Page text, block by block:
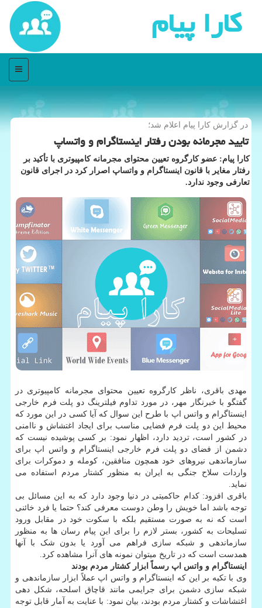
كارا پیام
منو
در گزارش كارا پیام اعلام شد؛
تایید مجرمانه بودن رفتار اینستاگرام و واتساپ
کارا پیام: عضو کارگروه تعیین محتوای مجرمانه کامپیوتری با تأکید بر
رفتار مغایر با قانون اینستاگرام و واتساپ اصرار کرد در اجرای قانون
تعارفی وجود ندارد.
مهدی باقری، ناظر کارگروه تعیین محتوای مجرمانه کامپیوتری در
گفتگو با خبرنگار مهر، در مورد تداوم فیلترینگ دو پلت فرم خارجی
اینستاگرام و واتس اپ با طرح این سوال که آیا کسی در این مورد که
محیط این دو پلت فرم فضایی مناسب برای ایجاد اغتشاش و ناامنی
در کشور است، تردید دارد، اظهار نمود: بر کسی پوشیده نیست که
دشمن از فضای دو پلت فرم خارجی اینستاگرام و واتس اپ برای
سازماندهی نیروهای خود همچون منافقین، کومله و دموکرات برای
واردات سلاح جنگی به ایران به منظور کشتار مردم استفاده می
نماید.
باقری افزود: کدام حاکمیتی در دنیا وجود دارد که به این مسائل بی
توجه باشد اما خویش را وطن دوست معرفی کند؟ حتما یا فرد خائنی
است که نه به صورت مستقیم بلکه با سکوت خود در مقابل ورود
تسلیحات به کشور، بستر لازم را برای این پیام رسان ها به منظور
سازماندهی و شبکه سازی فراهم می آورد یا بدون شک با آنها
همدست است که در تاریخ میتوان نمونه های آنرا مشاهده کرد.
اینستاگرام و واتس اپ رسماً ابزار کشتار مردم بودند
وی با تکیه بر این که اینستاگرام و واتس اپ عملاً ابزار سازماندهی و
شبکه سازی دشمن برای جرایمی مانند قاچاق اسلحه، شکل دهی
اغتشاشات و کشتار مردم بودند، بیان نمود: با عنایت به آمار قابل توجه